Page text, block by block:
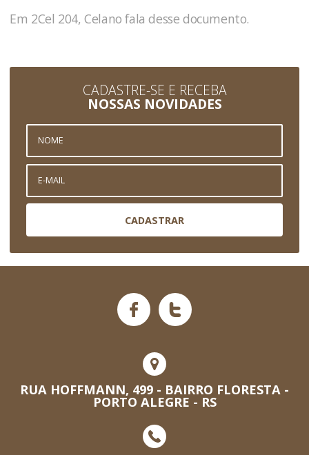
Em 2Cel 204, Celano fala desse documento.
CADASTRE-SE E RECEBA
NOSSAS NOVIDADES
CADASTRAR
RUA HOFFMANN, 499 - BAIRRO FLORESTA -
PORTO ALEGRE - RS